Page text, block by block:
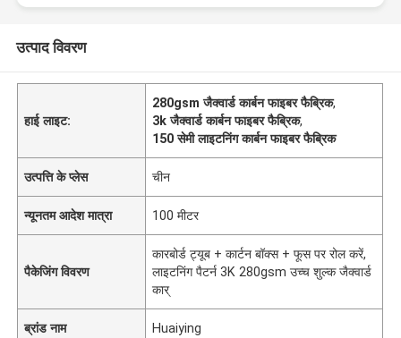
उत्पाद विवरण
हाई लाइट:
280gsm जैक्वार्ड कार्बन फाइबर फैब्रिक,
3k जैक्वार्ड कार्बन फाइबर फैब्रिक,
150 सेमी लाइटनिंग कार्बन फाइबर फैब्रिक
उत्पत्ति के प्लेस चीन
न्यूनतम आदेश मात्रा 100 मीटर
पैकेजिंग विवरण
कारबोर्ड ट्यूब + कार्टन बॉक्स + फूस पर रोल करें,
लाइटनिंग पैटर्न 3K 280gsm उच्च शुल्क जैक्वार्ड
कार्
ब्रांड नाम Huaiying